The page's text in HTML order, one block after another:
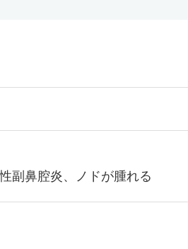
副鼻腔炎、ノドが腫れる